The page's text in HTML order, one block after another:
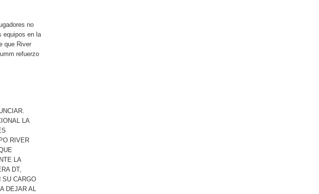
no
equipos en la
que River
refuerzo
LA
RIVER
LA
DT,
SU CARGO
DEJAR AL